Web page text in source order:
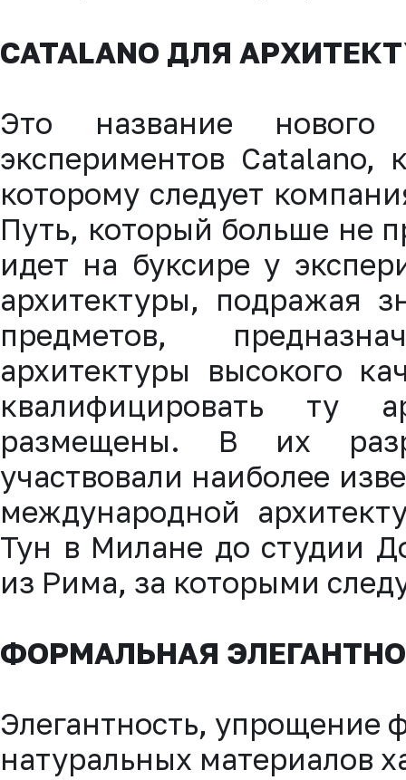
CATALANO ДЛЯ
Это название
экспериментов Catalano,
которому следует
Путь, который больше не
идет на буксире у
архитектуры, подражая
предметов,
архитектуры высокого
квалифицировать ту
размещены. В их
участвовали наиболее
международной
Тун в Милане до студии
из Рима, за которыми
ФОРМАЛЬНАЯ
Элегантность, упрощение
натуральных материалов